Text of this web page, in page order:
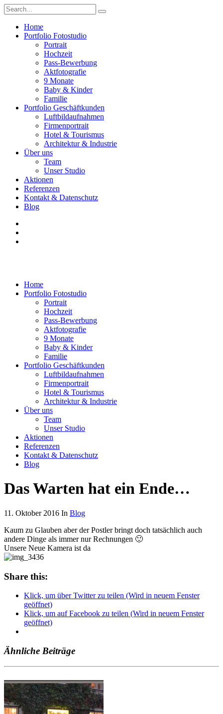
Home
Portfolio Fotostudio
Portrait
Hochzeit
Pass-Bewerbung
Aktfotografie
9 Monate
Baby & Kinder
Familie
Portfolio Geschäftkunden
Luftbildaufnahmen
Firmenportrait
Hotel & Tourismus
Architektur & Industrie
Über uns
Team
Unser Studio
Aktionen
Referenzen
Kontakt & Datenschutz
Blog
Home
Portfolio Fotostudio
Portrait
Hochzeit
Pass-Bewerbung
Aktfotografie
9 Monate
Baby & Kinder
Familie
Portfolio Geschäftkunden
Luftbildaufnahmen
Firmenportrait
Hotel & Tourismus
Architektur & Industrie
Über uns
Team
Unser Studio
Aktionen
Referenzen
Kontakt & Datenschutz
Blog
Das Warten hat ein Ende…
11. Oktober 2016 In Blog
Kaum zu Glauben aber der Postler bringt doch tatsächlich auch
andere Dinge als immer nur Rechnungen 🙂
Unsere Neue Kamera ist da
Share this:
Klick, um über Twitter zu teilen (Wird in neuem Fenster
geöffnet)
Klick, um auf Facebook zu teilen (Wird in neuem Fenster
geöffnet)
Ähnliche Beiträge